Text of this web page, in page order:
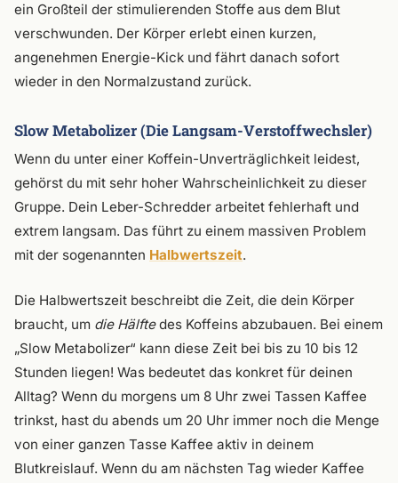
ein Großteil der stimulierenden Stoffe aus dem Blut
verschwunden. Der Körper erlebt einen kurzen,
angenehmen Energie-Kick und fährt danach sofort
wieder in den Normalzustand zurück.
Slow Metabolizer (Die Langsam-Verstoffwechsler)
Wenn du unter einer Koffein-Unverträglichkeit leidest,
gehörst du mit sehr hoher Wahrscheinlichkeit zu dieser
Gruppe. Dein Leber-Schredder arbeitet fehlerhaft und
extrem langsam. Das führt zu einem massiven Problem
mit der sogenannten Halbwertszeit.
Die Halbwertszeit beschreibt die Zeit, die dein Körper
braucht, um die Hälftedes Koffeins abzubauen. Bei einem
„Slow Metabolizer“ kann diese Zeit bei bis zu 10 bis 12
Stunden liegen! Was bedeutet das konkret für deinen
Alltag? Wenn du morgens um 8 Uhr zwei Tassen Kaffee
trinkst, hast du abends um 20 Uhr immer noch die Menge
von einer ganzen Tasse Kaffee aktiv in deinem
Blutkreislauf. Wenn du am nächsten Tag wieder Kaffee